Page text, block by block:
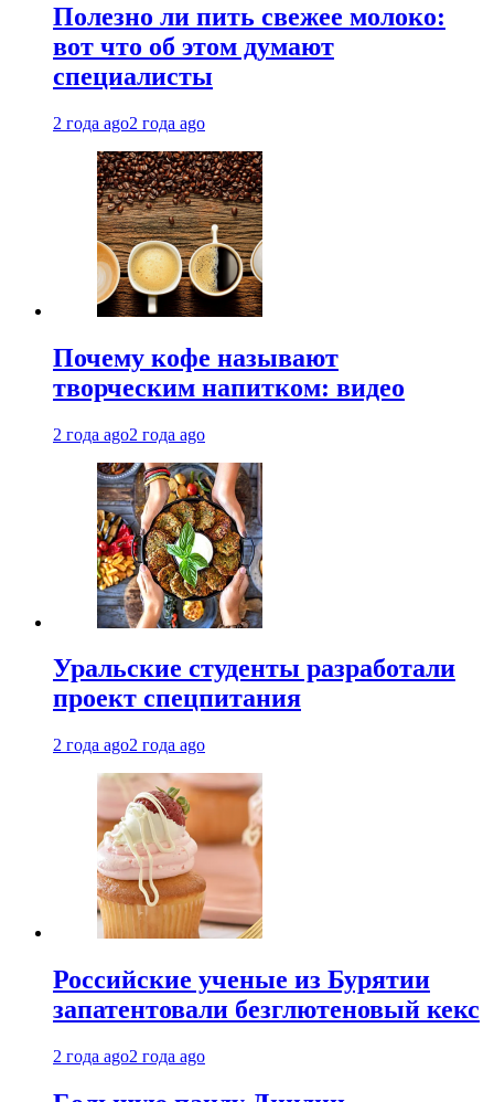
Полезно ли пить свежее молоко:
вот что об этом думают
специалисты
2 года ago2 года ago
Почему кофе называют
творческим напитком: видео
2 года ago2 года ago
Уральские студенты разработали
проект спецпитания
2 года ago2 года ago
Российские ученые из Бурятии
запатентовали безглютеновый кекс
2 года ago2 года ago